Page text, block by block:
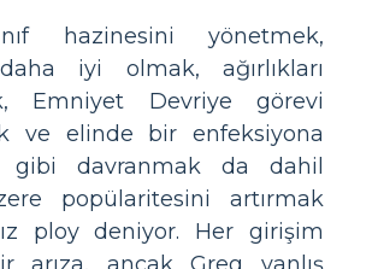
hazinesini yönetmek,
iyi olmak, ağırlıkları
Emniyet Devriye görevi
ve elinde bir enfeksiyona
gibi davranmak da dahil
popülaritesini artırmak
ploy deniyor. Her girişim